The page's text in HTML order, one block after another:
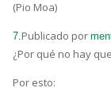
(Pio Moa)
7.Publicado por
¿Por qué no hay
Por esto: